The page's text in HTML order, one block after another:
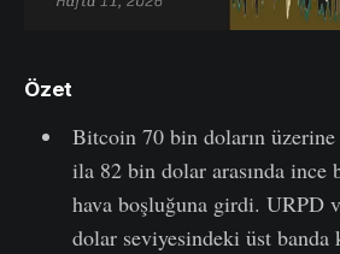
Özet
Bitcoin 70 bin doların üzerine
ila 82 bin dolar arasında
hava boşluğuna girdi. URPD
dolar seviyesindeki üst